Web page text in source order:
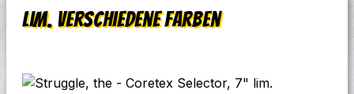
lim. verschiedene Farben
Bildergalerie überspringen